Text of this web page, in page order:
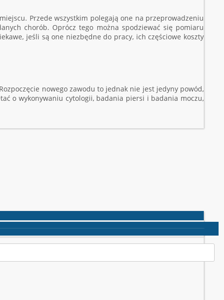
Przede wszystkim polegają one na przeprowadzeniu
chorób. Oprócz tego można spodziewać się pomiaru
jeśli są one niezbędne do pracy, ich częściowe koszty
nowego zawodu to jednak nie jest jedyny powód,
o wykonywaniu cytologii, badania piersi i badania moczu,